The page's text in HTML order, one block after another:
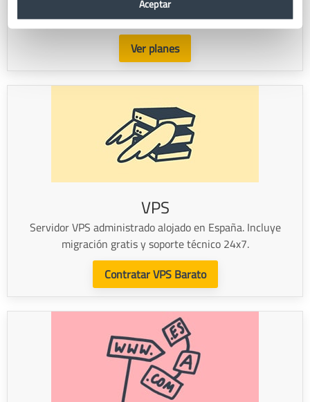
para alojar tu web. Desde 1,99€ al mes.
Ver planes
VPS
Servidor VPS administrado alojado en España. Incluye
migración gratis y soporte técnico 24x7.
Contratar VPS Barato
Aceptar